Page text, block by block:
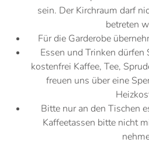
sein. Der Kirchraum darf
betreten
Für die Garderobe
Essen und Trinken
kostenfrei Kaffee, Tee,
freuen uns über eine
Bitte nur an den Tischen
Kaffeetassen bitte nicht